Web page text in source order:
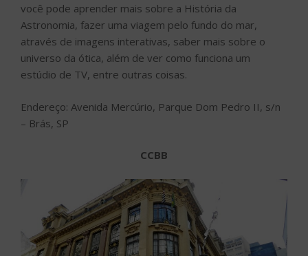
você pode aprender mais sobre a História da
Astronomia, fazer uma viagem pelo fundo do mar,
através de imagens interativas, saber mais sobre o
universo da ótica, além de ver como funciona um
estúdio de TV, entre outras coisas.
Endereço: Avenida Mercúrio, Parque Dom Pedro II, s/n
– Brás, SP
CCBB